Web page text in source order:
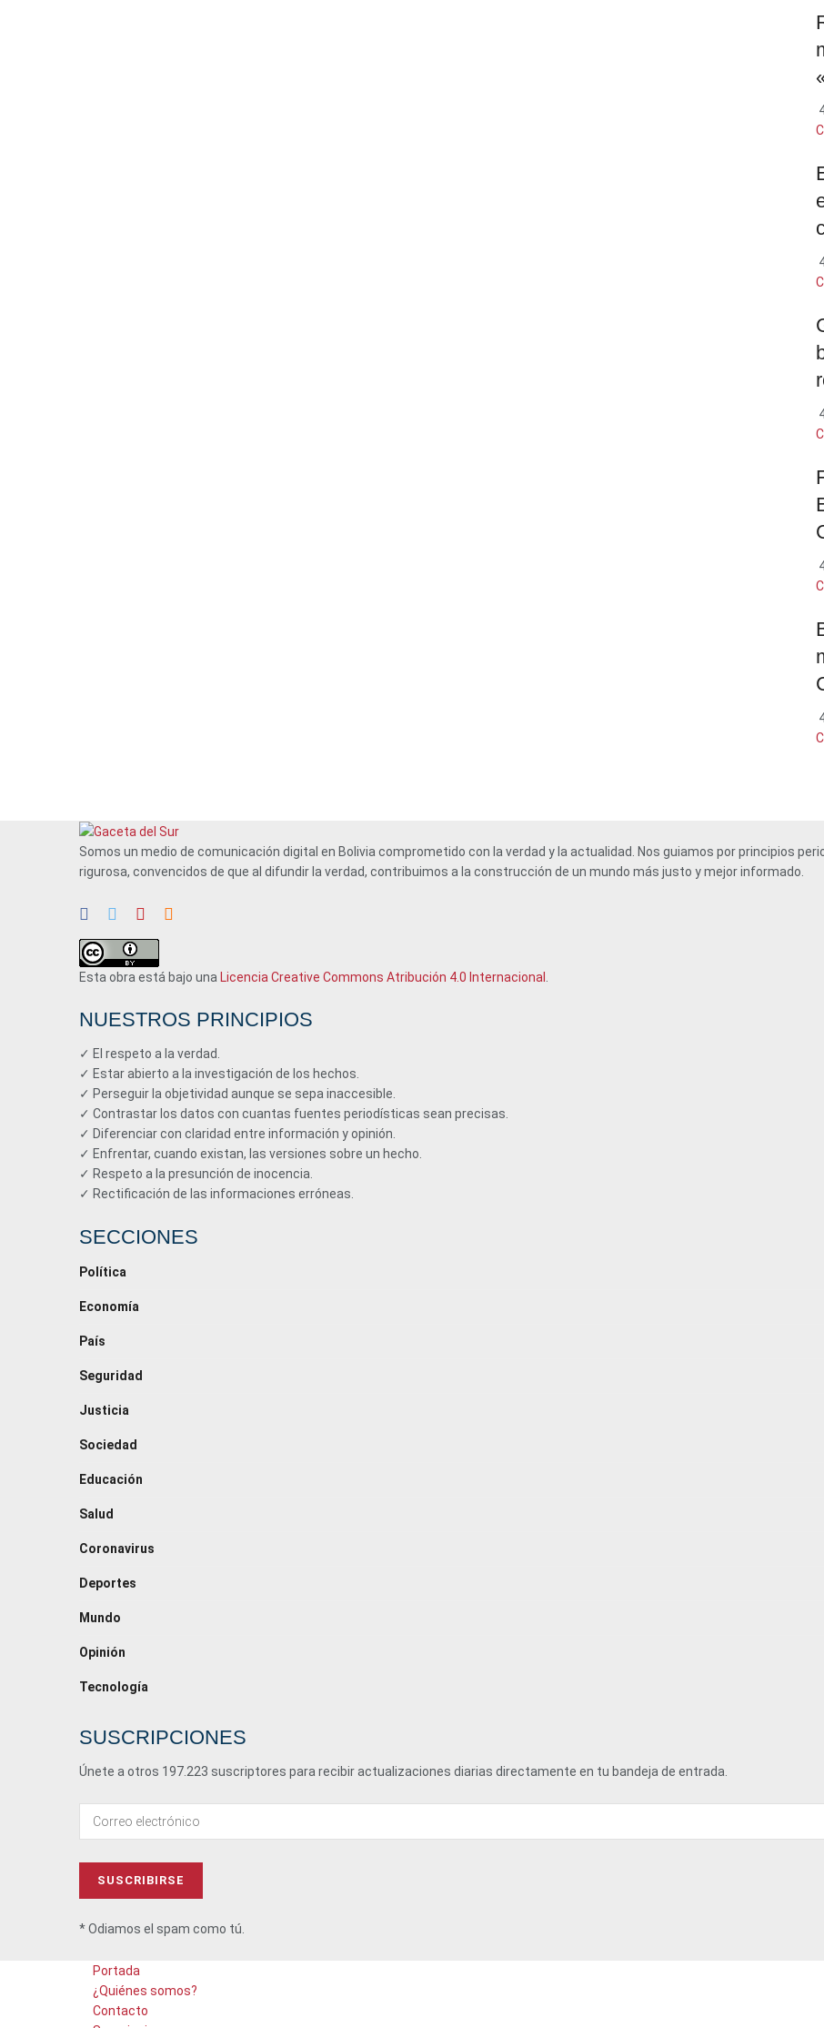
Somos un medio de comunicación digital en Bolivia comprometido con la verdad y la actualidad. Nos guiamos por principios
rigurosa, convencidos de que al difundir la verdad, contribuimos a la construcción de un mundo más justo y mejor informado.
Esta obra está bajo una Licencia Creative Commons Atribución 4.0 Internacional
NUESTROS PRINCIPIOS
✓ El respeto a la verdad.
✓ Estar abierto a la investigación de los hechos.
✓ Perseguir la objetividad aunque se sepa inaccesible.
✓ Contrastar los datos con cuantas fuentes periodísticas sean precisas.
✓ Diferenciar con claridad entre información y opinión.
✓ Enfrentar, cuando existan, las versiones sobre un hecho.
✓ Respeto a la presunción de inocencia.
✓ Rectificación de las informaciones erróneas.
SECCIONES
Política
Economía
País
Seguridad
Justicia
Sociedad
Educación
Salud
Coronavirus
Deportes
Mundo
Opinión
Tecnología
SUSCRIPCIONES
Únete a otros 197.223 suscriptores para recibir actualizaciones diarias directamente en tu bandeja de entrada.
* Odiamos el spam como tú.
Portada
¿Quiénes somos?
Contacto